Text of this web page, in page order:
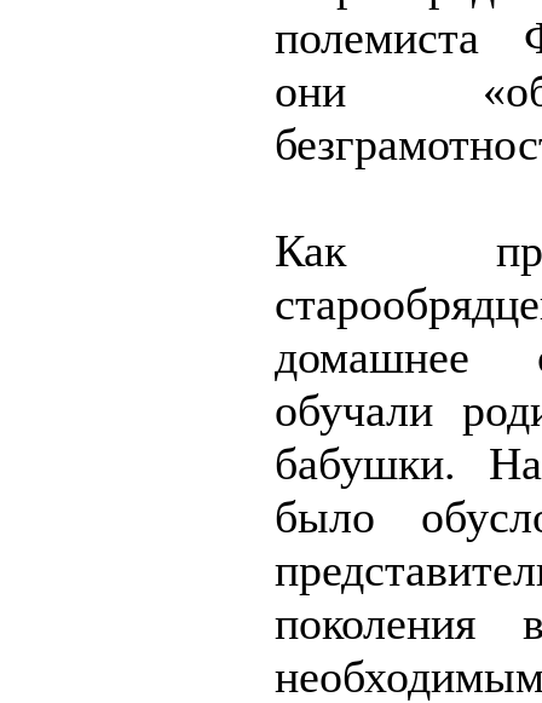
полемиста
они
Как
домашнее
обучали
бабушки.
было
поколе­ния